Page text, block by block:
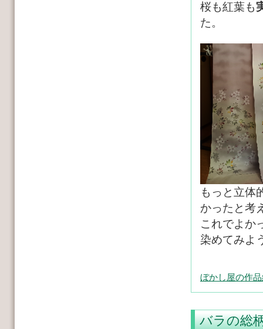
桜も紅葉も
た。
もっと立体
かったと考
これでよか
染めてみよ
ぼかし屋の作
バラの総